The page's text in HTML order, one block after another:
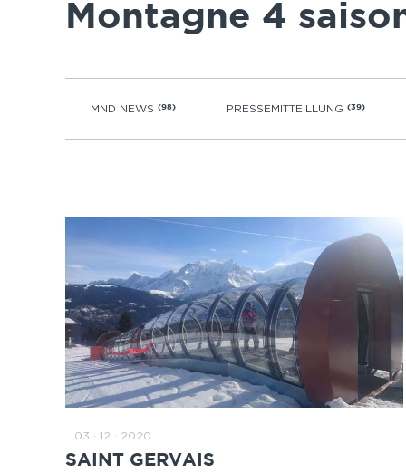
Montagne 4
MND NEWS (98) PRESSEMITTEILLUNG (39)
03 · 12 · 2020
SAINT GERVAIS